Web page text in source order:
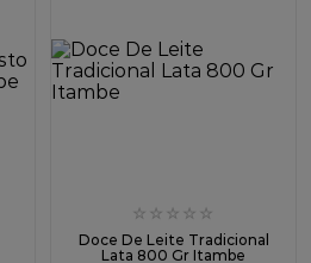
☆ ☆ ☆ ☆ ☆
Doce De Leite Tradicional
Lata 800 Gr Itambe